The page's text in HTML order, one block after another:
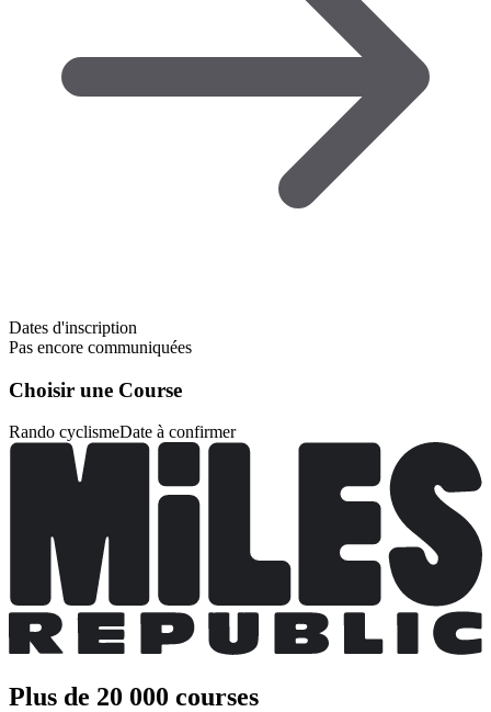
Dates d'inscription
Pas encore communiquées
Choisir une Course
Rando cyclismeDate à confirmer
Plus de 20 000 courses